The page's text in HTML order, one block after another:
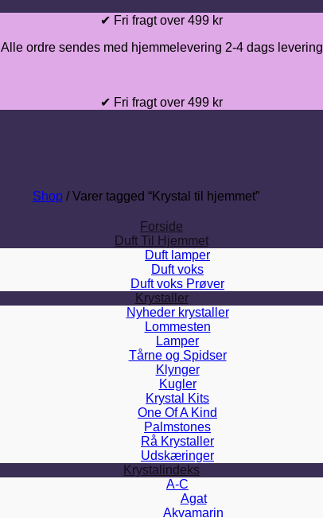
Fortsæt
indhold
✔ Fri fragt over 499 kr
Alle ordre sendes med hjemmelevering 2-4 dags levering
✔ Fri fragt over 499 kr
Forside
Duft Til Hjemmet
Duft lamper
Duft voks
Duft voks Prøver
Krystaller
Nyheder krystaller
Lommesten
Lamper
Tårne og Spidser
Klynger
Kugler
Krystal Kits
One Of A Kind
Palmstones
Rå Krystaller
Udskæringer
Krystalindeks
A-C
Agat
Akvamarin
Shop /Varer tagged “Krystal til hjemmet”